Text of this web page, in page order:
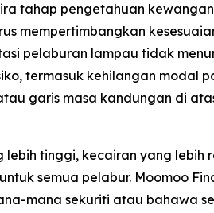
tahap pengetahuan
mempertimbangkan
pelaburan lampau tidak
termasuk kehilangan modal
garis masa kandungan di
tinggi, kecairan yang lebih
semua pelabur. Moomoo
mana sekuriti atau bahawa